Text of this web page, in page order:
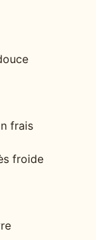
frais
froide